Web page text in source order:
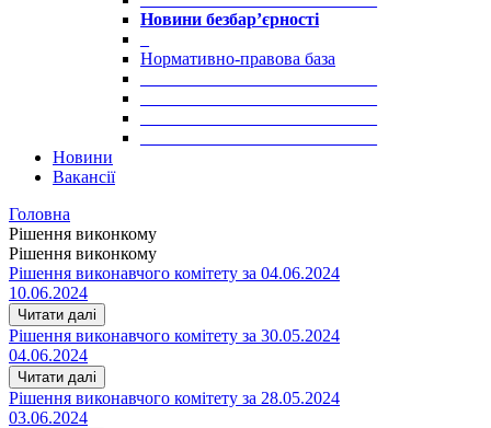
Новини безбар’єрності
Нормативно-правова база
Новини
Вакансії
Головна
Рішення виконкому
Рішення виконкому
Рішення виконавчого комітету за 04.06.2024
10.06.2024
Читати далі
Рішення виконавчого комітету за 30.05.2024
04.06.2024
Читати далі
Рішення виконавчого комітету за 28.05.2024
03.06.2024